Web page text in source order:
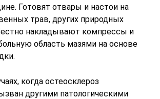
Готовят отвары и настои на
трав, других природных
накладывают компрессы и
область мазями на основе
когда остеосклероз
другими патологическими